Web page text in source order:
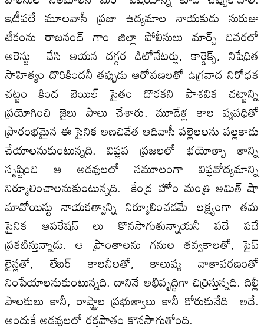
ఇటీవలే మూలవాసీ ప్రజా ఉద్యమాల నాయకుడు సురుజు
టేకంను రాజనంద్ గాం జిల్లా పోలీసులు మార్చ్ చివరలో
అరెస్టు చేసి ఆయన దగ్గర డిటోనేటర్లు, కార్డెక్స్, నిషేధిత
సాహిత్యం దొరికిందనీ తప్పుడు ఆరోపణలతో ఉగ్రవాద నిరోధక
చట్టం కింద బెయిల్ సైతం దొరకని పాశవిక చట్టాన్ని
ప్రయోగించి జైలు పాలు చేశారు. మూడేళ్ల కాల వ్యవధితో
ప్రారంభమైన ఈ సైనిక అణచివేత ఆదివాసీ పల్లెలలను వల్లకాడు
చేయాలనుకుంటున్నది. విప్లవ ప్రజలలో భయోత్పా తాన్ని
సృష్టించి ఆ అడవులలో సమూలంగా విప్లవోద్యమాన్ని
నిర్మూలించాలనుకుంటున్నది. కేంద్ర హోం మంత్రి అమిత్ షా
మావోయిస్టు నాయకత్వాన్ని నిర్మూలించడమే లక్ష్యంగా తమ
సైనిక ఆపరేషన్ లు కొనసాగుతున్నాయనీ పదే పదే
ప్రకటిస్తున్నాడు. ఆ ప్రాంతాలను గనుల తవ్వకాలతో, పైప్
లైన్లతో, లేబర్ కాలనీలతో, కాలుష్య వాతావరణంతో
నింపేయాలనుకుంటున్నది. దానినే అభివృద్ధిగా చిత్రిస్తున్నది. దిల్లీ
పాలకులు కానీ, రాష్ట్రాల ప్రభుత్వాలు కానీ కోరుకునేది అదే.
అందుకే అడవులలో రక్తపాతం కొనసాగుతోంది.